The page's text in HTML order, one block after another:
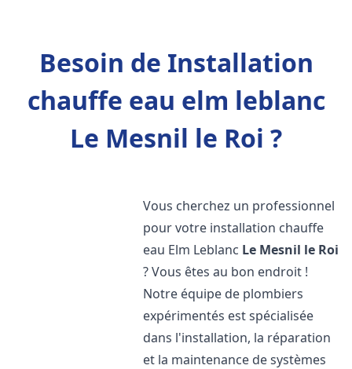
Besoin de Installation
chauffe eau elm leblanc
Le Mesnil le Roi ?
Vous cherchez un professionnel
pour votre installation chauffe
eau Elm Leblanc Le Mesnil le Roi
? Vous êtes au bon endroit !
Notre équipe de plombiers
expérimentés est spécialisée
dans l'installation, la réparation
et la maintenance de systèmes